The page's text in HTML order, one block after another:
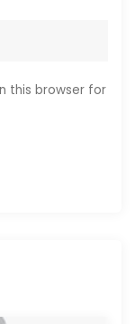
this browser for